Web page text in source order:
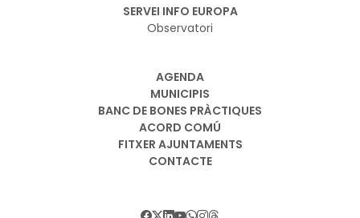
SERVEI INFO EUROPA
Observatori
AGENDA
MUNICIPIS
BANC DE BONES PRÀCTIQUES
ACORD COMÚ
FITXER AJUNTAMENTS
CONTACTE